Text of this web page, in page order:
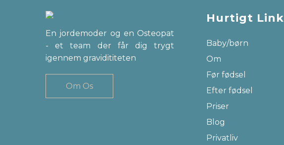
En jordemoder og en Osteopat
- et team der får dig trygt
igennem gravidititeten
Om Os
Hurtigt Link
Baby/børn
Om
Før fødsel
Efter fødsel
Priser
Blog
Privatliv